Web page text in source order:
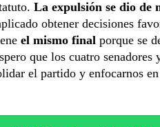
La expulsión se dio de
obtener decisiones
el mismo final porque se
que los cuatro senadores
el partido y enfocarnos